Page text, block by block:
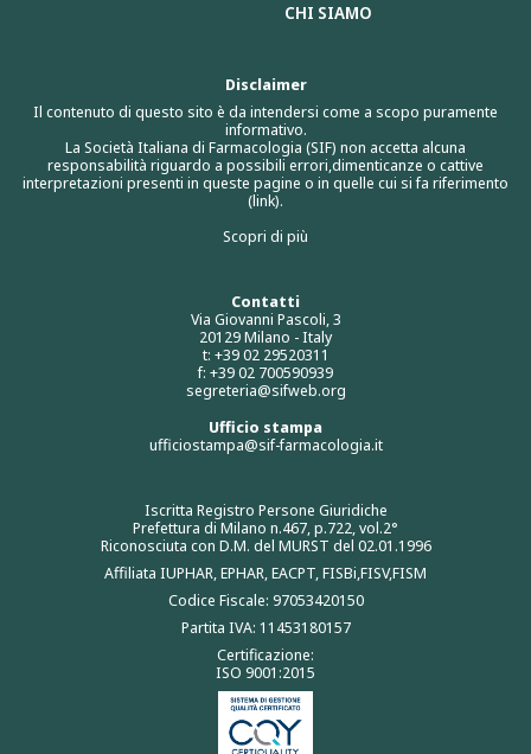
Contatti
Via Giovanni Pascoli, 3
20129 Milano - Italy
t: +39 02 29520311
f: +39 02 700590939
segreteria@sifweb.org
Ufficio stampa
ufficiostampa@sif-farmacologia.it
Iscritta Registro Persone Giuridiche
Prefettura di Milano n.467, p.722, vol.2°
Riconosciuta con D.M. del MURST del 02.01.1996
Affiliata IUPHAR, EPHAR, EACPT, FISBi,FISV,FISM
Codice Fiscale: 97053420150
Partita IVA: 11453180157
Certificazione:
ISO 9001:2015
Disclaimer
Il contenuto di questo sito è da intendersi come a scopo puramente
informativo.
La Società Italiana di Farmacologia (SIF) non accetta alcuna
responsabilità riguardo a possibili errori,dimenticanze o cattive
interpretazioni presenti in queste pagine o in quelle cui si fa riferimento
(link).
Scopri di più
CHI SIAMO